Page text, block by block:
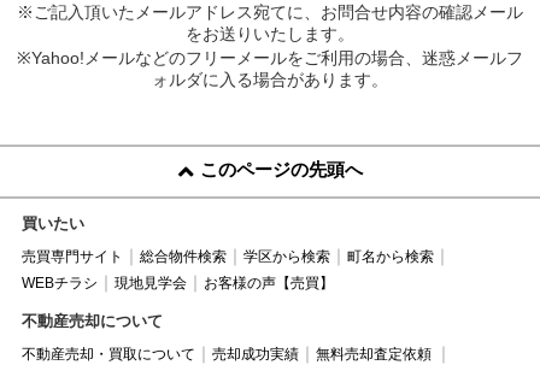
※ご記入頂いたメールアドレス宛てに、お問合せ内容の確認メール
をお送りいたします。
※Yahoo!メールなどのフリーメールをご利用の場合、迷惑メールフ
ォルダに入る場合があります。
このページの先頭へ
買いたい
売買専門サイト 総合物件検索 学区から検索
町名から検索
WEBチラシ
現地見学会 お客様の声【売買】
不動産売却について
不動産売却・買取について 売却成功実績
無料売却査定依頼